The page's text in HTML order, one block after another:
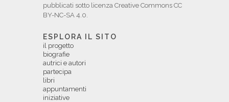
pubblicati sotto licenza Creative Commons CC
BY-NC-SA 4.0.
ESPLORA IL SITO
il progetto
biografie
autrici e autori
partecipa
libri
appuntamenti
iniziative